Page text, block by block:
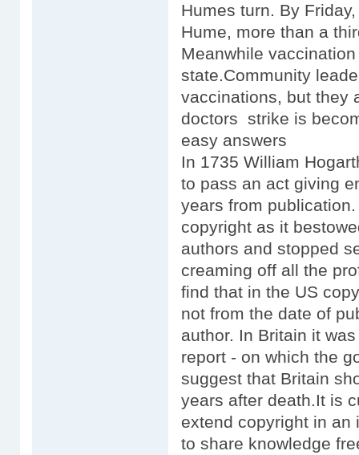
Humes turn. By
Hume, more than a
Meanwhile
state.Community
vaccinations, but they
doctors strike is
easy answers
In 1735 William
to pass an act giving
years from
copyright as it
authors and stopped
creaming off all the
find that in the US
not from the date of
author. In Britain it
report - on which the
suggest that Britain
years after death.It is
extend copyright in an
to share knowledge